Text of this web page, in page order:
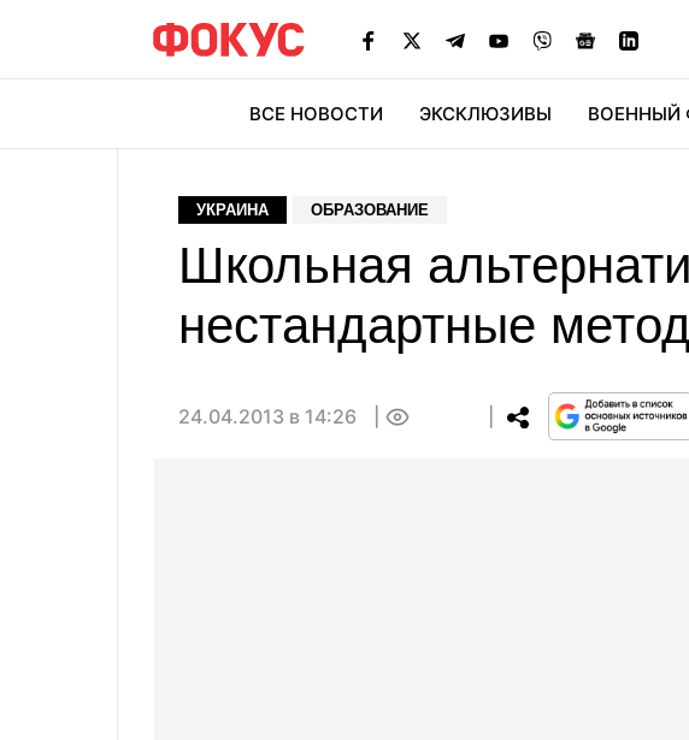
ВСЕ НОВОСТИ ЭКСКЛЮЗИВЫ ВОЕННЫЙ
УКРАИНА ОБРАЗОВАНИЕ
Школьная
нестандартные
24.04.2013 в 14:26